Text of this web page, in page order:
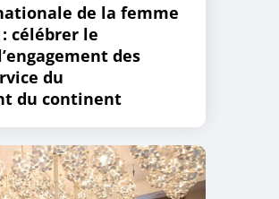
de la femme
célébrer le
des
du
du continent